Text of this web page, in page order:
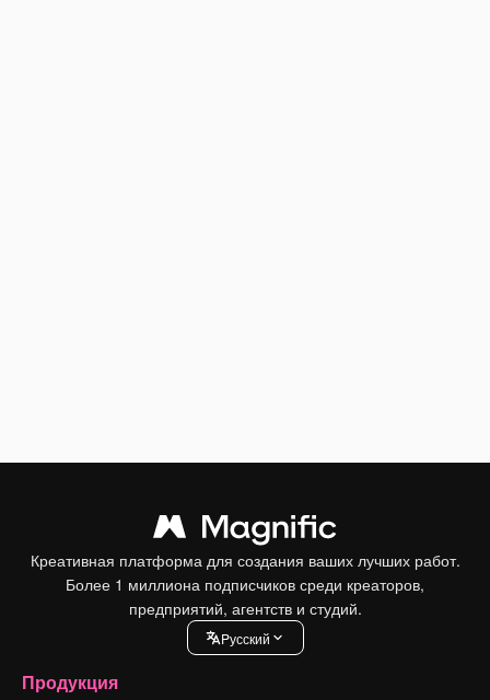
Креативная платформа для создания ваших лучших работ.
Более 1 миллиона подписчиков среди креаторов,
предприятий, агентств и студий.
Pусский
Продукция